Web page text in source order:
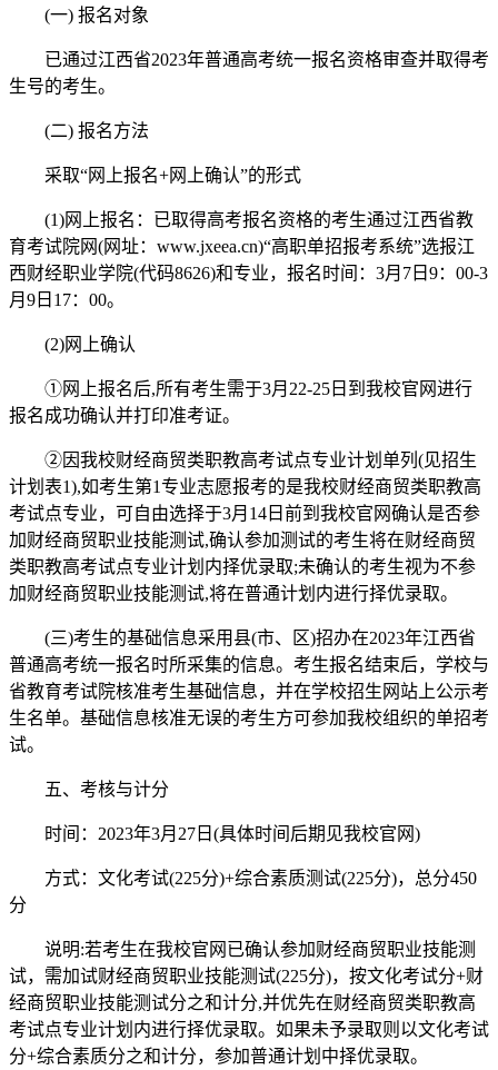
(一) 报名对象
已通过江西省2023年普通高考统一报名资格审查并取得考
生号的考生。
(二) 报名方法
采取“网上报名+网上确认”的形式
(1)网上报名：已取得高考报名资格的考生通过江西省教
育考试院网(网址：www.jxeea.cn)“高职单招报考系统”选报江
西财经职业学院(代码8626)和专业，报名时间：3月7日9：00-3
月9日17：00。
(2)网上确认
①网上报名后,所有考生需于3月22-25日到我校官网进行
报名成功确认并打印准考证。
②因我校财经商贸类职教高考试点专业计划单列(见招生
计划表1),如考生第1专业志愿报考的是我校财经商贸类职教高
考试点专业，可自由选择于3月14日前到我校官网确认是否参
加财经商贸职业技能测试,确认参加测试的考生将在财经商贸
类职教高考试点专业计划内择优录取;未确认的考生视为不参
加财经商贸职业技能测试,将在普通计划内进行择优录取。
(三)考生的基础信息采用县(市、区)招办在2023年江西省
普通高考统一报名时所采集的信息。考生报名结束后，学校与
省教育考试院核准考生基础信息，并在学校招生网站上公示考
生名单。基础信息核准无误的考生方可参加我校组织的单招考
试。
五、考核与计分
时间：2023年3月27日(具体时间后期见我校官网)
方式：文化考试(225分)+综合素质测试(225分)，总分450
分
说明:若考生在我校官网已确认参加财经商贸职业技能测
试，需加试财经商贸职业技能测试(225分)，按文化考试分+财
经商贸职业技能测试分之和计分,并优先在财经商贸类职教高
考试点专业计划内进行择优录取。如果未予录取则以文化考试
分+综合素质分之和计分，参加普通计划中择优录取。